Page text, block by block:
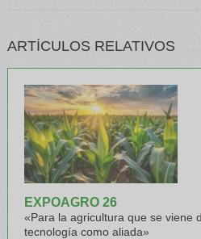
ARTÍCULOS RELATIVOS
EXPOAGRO 26
«Para la agricultura que se viene
tecnología como aliada»